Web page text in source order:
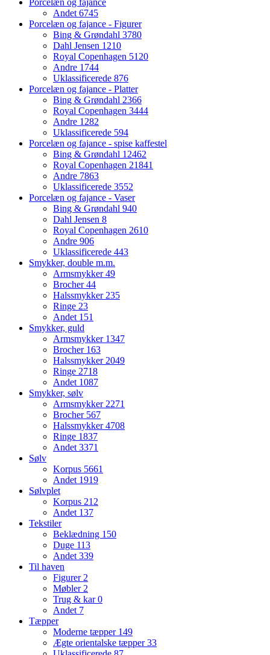
Porcelæn og fajance
Andet6745
Porcelæn og fajance - Figurer
Bing & Grøndahl 3780
Dahl Jensen 1210
Royal Copenhagen 5120
Andre 1744
Uklassificerede 876
Porcelæn og fajance - Platter
Bing & Grøndahl 2366
Royal Copenhagen 3444
Andre 1282
Uklassificerede 594
Porcelæn og fajance - spise kaffestel
Bing & Grøndahl 12462
Royal Copenhagen 21841
Andre 7863
Uklassificerede 3552
Porcelæn og fajance - Vaser
Bing & Grøndahl 940
Dahl Jensen 8
Royal Copenhagen 2610
Andre 906
Uklassificerede 443
Smykker, double m.m.
Armsmykker49
Brocher44
Halssmykker235
Ringe 23
Andet 151
Smykker, guld
Armsmykker 1347
Brocher 163
Halssmykker2049
Ringe 2718
Andet 1087
Smykker, sølv
Armsmykker2271
Brocher 567
Halssmykker4708
Ringe 1837
Andet3371
Sølv
Korpus 5661
Andet 1919
Sølvplet
Korpus 212
Andet 137
Tekstiler
Beklædning 150
Duge 113
Andet339
Til haven
Figurer2
Møbler2
Trug & kar0
Andet 7
Tæpper
Moderne tæpper 149
Ægte orientalske tæpper33